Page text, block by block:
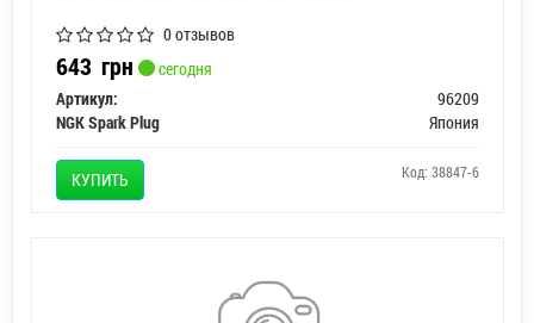
0 отзывов
643 грн
сегодня
Артикул:
96209
NGK Spark Plug
Япония
КУПИТЬ Код: 38847-6